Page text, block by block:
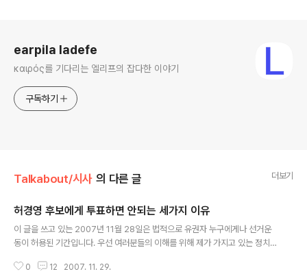
earpila ladefe
καιρός를 기다리는 엘리프의 잡다한 이야기
구독하기
Talkabout/시사 의 다른 글 더보기
허경영 후보에게 투표하면 안되는 세가지 이유
이 글을 쓰고 있는 2007년 11월 28일은 법적으로 유권자 누구에게나 선거운
동이 허용된 기간입니다. 우선 여러분들의 이해를 위해 제가 가지고 있는 정치
보적인 입장을 가지고 있으며, 민주노동당에 자의로 가입하여 당비를 납부한 적
0 12 2007. 11. 29.